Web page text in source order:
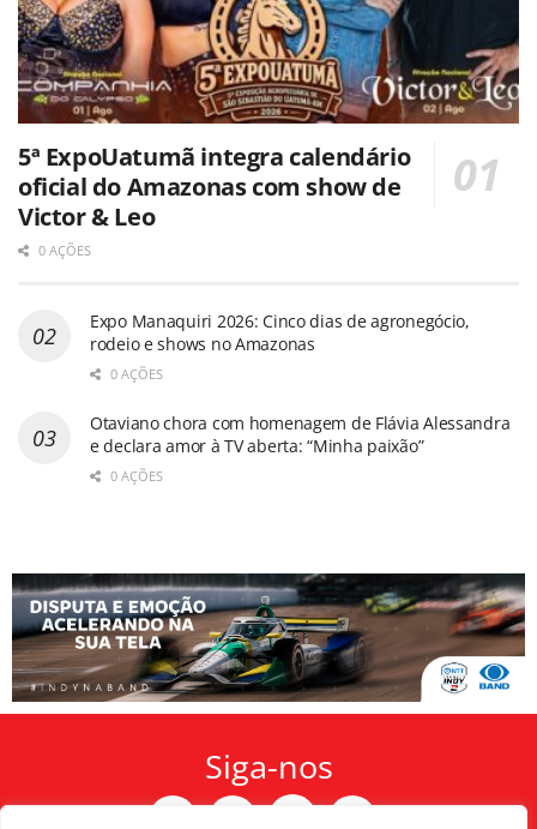
5ª ExpoUatumã integra calendário
oficial do Amazonas com show de
Victor & Leo
0 AÇÕES
Expo Manaquiri 2026: Cinco dias de agronegócio,
rodeio e shows no Amazonas
0 AÇÕES
Otaviano chora com homenagem de Flávia Alessandra
e declara amor à TV aberta: “Minha paixão”
0 AÇÕES
Siga-nos